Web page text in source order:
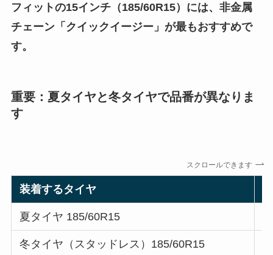
フィットの15インチ（185/60R15）には、非金属
チェーン「クイックイージー」が最もおすすめで
す。
重要：夏タイヤと冬タイヤで品番が異なりま
す
スクロールできます
装着するタイヤ
夏タイヤ 185/60R15
冬タイヤ（スタッドレス）185/60R15